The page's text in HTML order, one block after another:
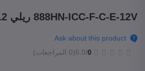
888HN-ICC-F-C-E-12V ريلي 12 فولت 8 ارجل
Ask about this product
0
/5.0 (0 المراجعات)